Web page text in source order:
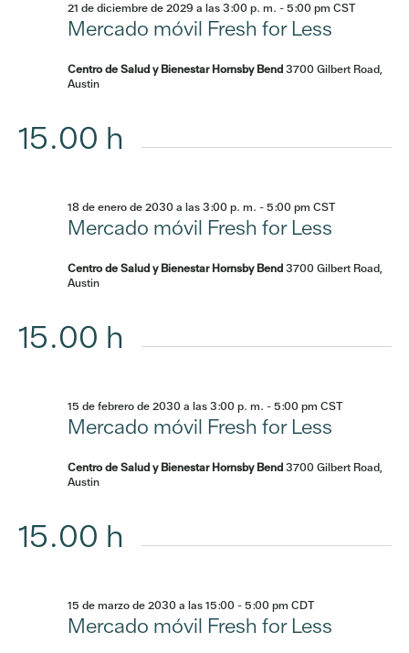
Mercado móvil Fresh for Less
21 de diciembre de 2029 a las 3:00 p. m. -5:00 pm CST
Centro de Salud y Bienestar Hornsby Bend3700 Gilbert Road,
Austin
15.00 h
Mercado móvil Fresh for Less
18 de enero de 2030 a las 3:00 p. m. -5:00 pm CST
Centro de Salud y Bienestar Hornsby Bend3700 Gilbert Road,
Austin
15.00 h
Mercado móvil Fresh for Less
15 de febrero de 2030 a las 3:00 p. m. -5:00 pm CST
Centro de Salud y Bienestar Hornsby Bend3700 Gilbert Road,
Austin
15.00 h
Mercado móvil Fresh for Less
15 de marzo de 2030 a las 15:00-5:00 pm CDT